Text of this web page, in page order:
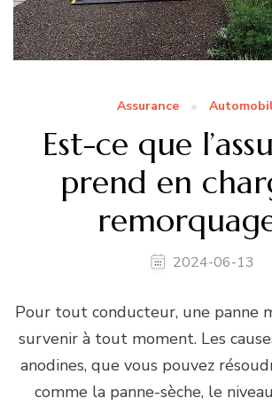
Assurance
Est-ce que
prend en
2024-06-13
Pour tout conducteur, une panne
survenir à tout moment. Les
anodines, que vous pouvez
comme la panne-sèche, le